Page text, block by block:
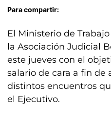
Para compartir:
El Ministerio de
la Asociación Judicial
este jueves con el
salario de cara a fin de
distintos encuentros
el Ejecutivo.